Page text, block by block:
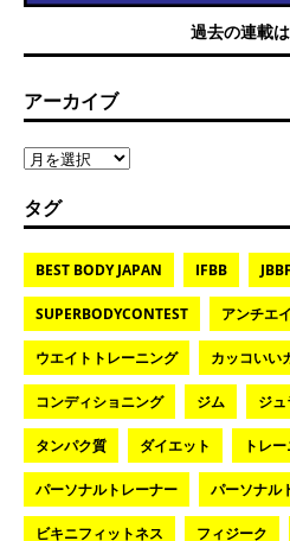
過去の連載
アーカイブ
タグ
BEST BODY JAPAN IFBB JBBF
SUPERBODYCONTEST アンチエ
ウエイトトレーニング カッコいい
コンディショニング ジム ジ
タンパク質 ダイエット トレ
パーソナルトレーナー パーソナル
ビキニフィットネス フィジーク